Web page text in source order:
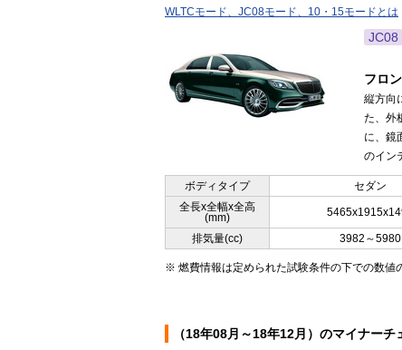
WLTCモード、JC08モード、10・15モードとは
JC08
フロ
縦方向
た、外
に、鏡
のイン
ボディタイプ セダン
全長x全幅x全高
(mm)
排気量(cc) 3982～5980
※ 燃費情報は定められた試験条件の下での数値
（18年08月～18年12月）のマイナーチ